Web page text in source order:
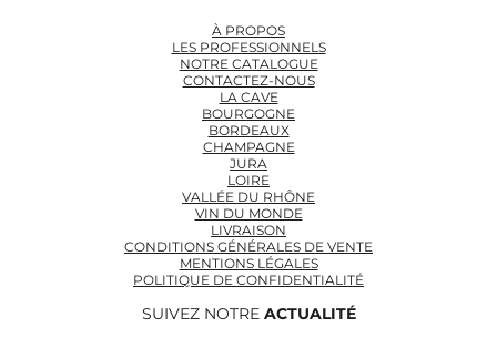
À PROPOS
LES PROFESSIONNELS
NOTRE CATALOGUE
CONTACTEZ-NOUS
LA CAVE
BOURGOGNE
BORDEAUX
CHAMPAGNE
JURA
LOIRE
VALLÉE DU RHÔNE
VIN DU MONDE
LIVRAISON
CONDITIONS GÉNÉRALES DE VENTE
MENTIONS LÉGALES
POLITIQUE DE CONFIDENTIALITÉ
SUIVEZ NOTRE ACTUALITÉ